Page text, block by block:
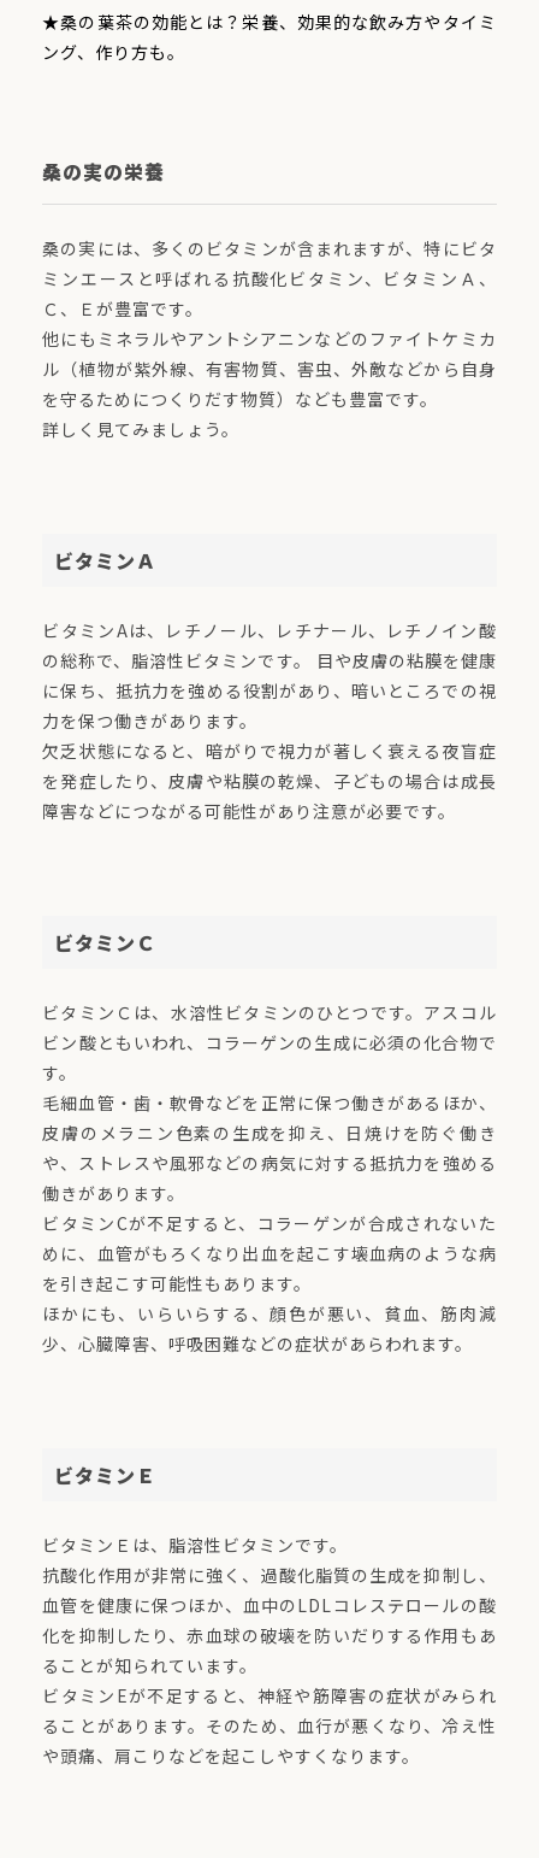
★桑の葉茶の効能とは？栄養、効果的な飲み方やタイミ
ング、作り方も。
桑の実の栄養
桑の実には、多くのビタミンが含まれますが、特にビタ
ミンエースと呼ばれる抗酸化ビタミン、ビタミンＡ、
Ｃ、Ｅが豊富です。
他にもミネラルやアントシアニンなどのファイトケミカ
ル（植物が紫外線、有害物質、害虫、外敵などから自身
を守るためにつくりだす物質）なども豊富です。
詳しく見てみましょう。
ビタミンＡ
ビタミンAは、レチノール、レチナール、レチノイン酸
の総称で、脂溶性ビタミンです。 目や皮膚の粘膜を健康
に保ち、抵抗力を強める役割があり、暗いところでの視
力を保つ働きがあります。
欠乏状態になると、暗がりで視力が著しく衰える夜盲症
を発症したり、皮膚や粘膜の乾燥、子どもの場合は成長
障害などにつながる可能性があり注意が必要です。
ビタミンＣ
ビタミンＣは、水溶性ビタミンのひとつです。アスコル
ビン酸ともいわれ、コラーゲンの生成に必須の化合物で
す。
毛細血管・歯・軟骨などを正常に保つ働きがあるほか、
皮膚のメラニン色素の生成を抑え、日焼けを防ぐ働き
や、ストレスや風邪などの病気に対する抵抗力を強める
働きがあります。
ビタミンCが不足すると、コラーゲンが合成されないた
めに、血管がもろくなり出血を起こす壊血病のような病
を引き起こす可能性もあります。
ほかにも、いらいらする、顔色が悪い、貧血、筋肉減
少、心臓障害、呼吸困難などの症状があらわれます。
ビタミンＥ
ビタミンＥは、脂溶性ビタミンです。
抗酸化作用が非常に強く、過酸化脂質の生成を抑制し、
血管を健康に保つほか、血中のLDLコレステロールの酸
化を抑制したり、赤血球の破壊を防いだりする作用もあ
ることが知られています。
ビタミンEが不足すると、神経や筋障害の症状がみられ
ることがあります。そのため、血行が悪くなり、冷え性
や頭痛、肩こりなどを起こしやすくなります。